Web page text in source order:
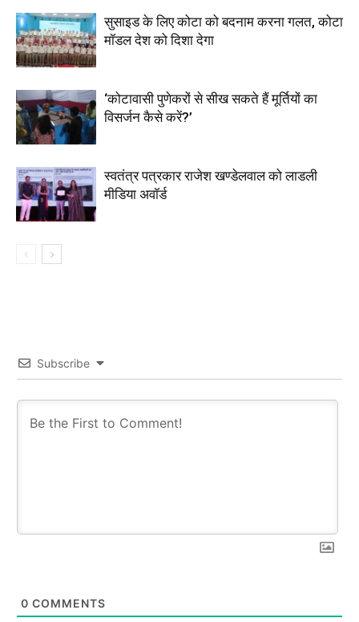
सुसाइड के लिए कोटा को बदनाम करना गलत, कोटा
मॉडल देश को दिशा देगा
‘कोटावासी पुणेकरों से सीख सकते हैं मूर्तियों का
विसर्जन कैसे करें?’
स्वतंत्र पत्रकार राजेश खण्डेलवाल को लाडली
मीडिया अवॉर्ड
Subscribe
0 COMMENTS